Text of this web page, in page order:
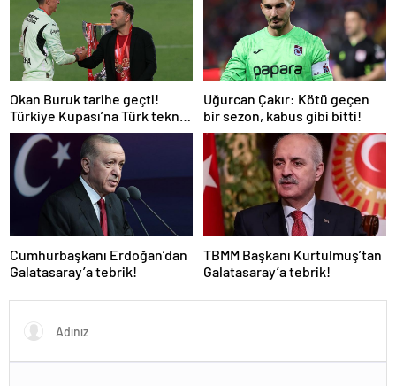
Okan Buruk tarihe geçti!
Türkiye Kupası’na Türk teknik
adam damgası
Uğurcan Çakır: Kötü geçen
bir sezon, kabus gibi bitti!
Cumhurbaşkanı Erdoğan’dan
Galatasaray’a tebrik!
TBMM Başkanı Kurtulmuş’tan
Galatasaray’a tebrik!